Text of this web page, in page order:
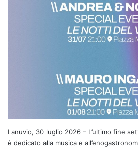
Lanuvio, 30 luglio 2026 – L’ultimo fine
è dedicato alla musica e